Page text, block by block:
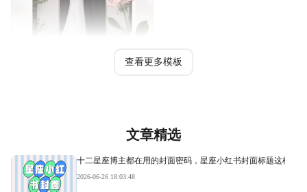
查看更多模板
文章精选
十二星座博主都在用的封面密码，星座小红书封面标题这样写
2026-06-26 18:03:48